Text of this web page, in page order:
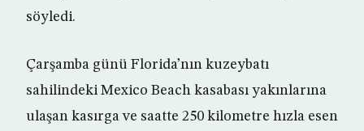
söyledi.
Çarşamba günü Florida’nın kuzeybatı
sahilindeki Mexico Beach kasabası yakınlarına
ulaşan kasırga ve saatte 250 kilometre hızla esen